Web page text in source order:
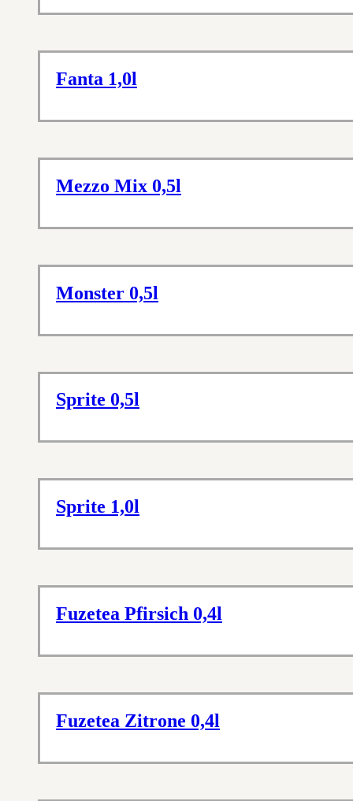
Fanta 1,0l
Mezzo Mix 0,5l
Monster 0,5l
Sprite 0,5l
Sprite 1,0l
Fuzetea Pfirsich 0,4l
Fuzetea Zitrone 0,4l